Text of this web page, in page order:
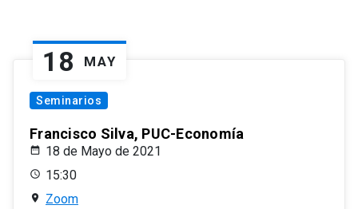
18 MAY
Seminarios
Francisco Silva, PUC-Economía
18 de Mayo de 2021
15:30
Zoom